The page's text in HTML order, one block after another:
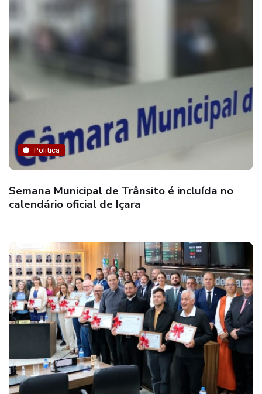
Política
Semana Municipal de Trânsito é incluída no
calendário oficial de Içara